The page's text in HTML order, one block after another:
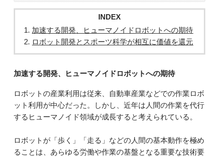
INDEX
加速する開発、ヒューマノイドロボットへの期待
ロボット開発とスポーツ科学が相互に価値を還元
加速する開発、ヒューマノイドロボットへの期待
ロボットの産業利用は従来、自動車産業などでの作業ロボ
ット利用が中心だった。しかし、近年は人間の作業を代行
するヒューマノイド領域が成長すると考えられている。
ロボットが「歩く」「走る」などの人間の基本動作を極め
ることは、あらゆる労働や作業の基盤となる重要な技術要